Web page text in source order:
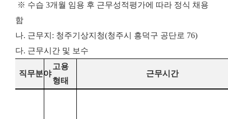
※ 수습 3개월 임용 후 근무성적평가에 따라 정식 채용
함
나. 근무지: 청주기상지청(청주시 흥덕구 공단로 76)
다. 근무시간 및 보수
직무분야
고용
형태
근무시간